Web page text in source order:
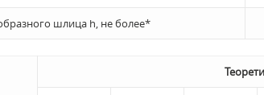
шлица h, не более*